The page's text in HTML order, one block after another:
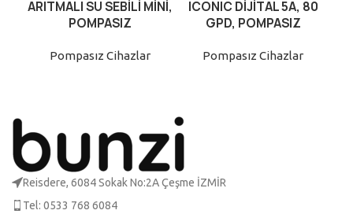
ARITMALI SU SEBİLİ MİNİ,
POMPASIZ
Pompasız Cihazlar
ICONIC DİJİTAL 5A, 80
GPD, POMPASIZ
Pompasız Cihazlar
Reisdere, 6084 Sokak No:2A Çeşme İZMİR
Tel: 0533 768 6084